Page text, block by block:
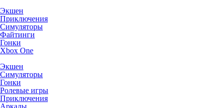
Экшен
Приключения
Симуляторы
Файтинги
Гонки
Xbox One
Экшен
Симуляторы
Гонки
Ролевые игры
Приключения
Аркады